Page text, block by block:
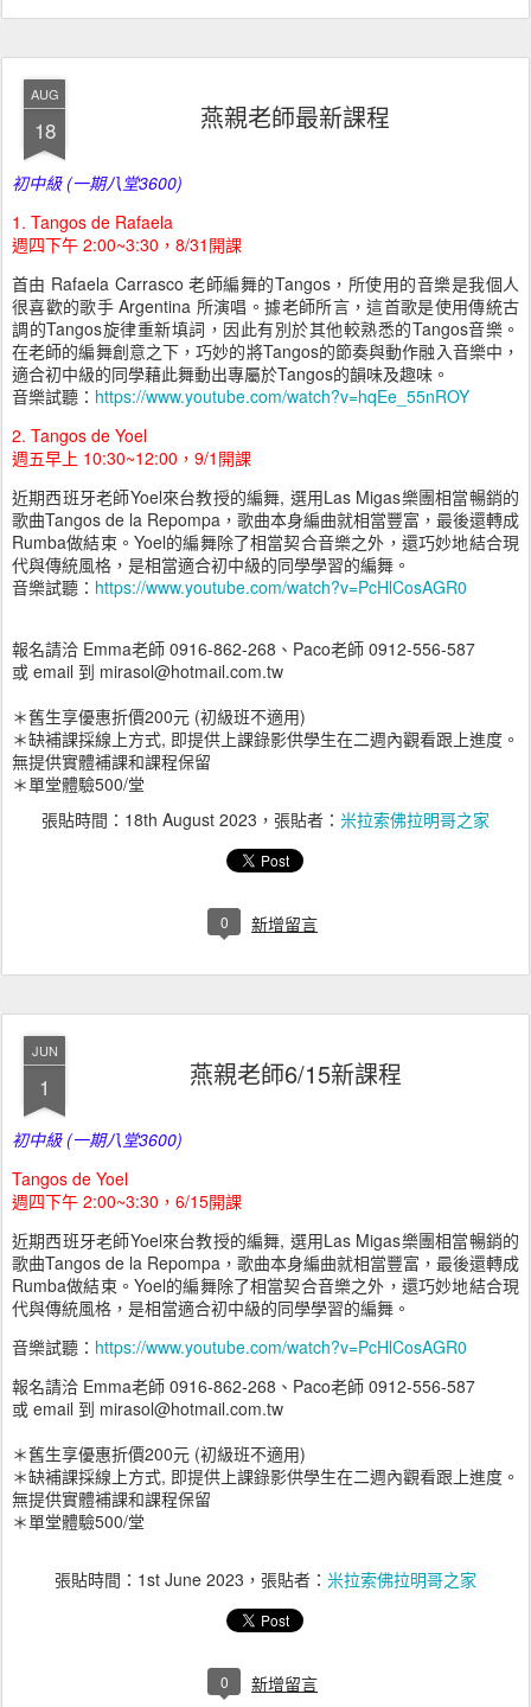
AUG
18 燕親老師最新課程
初中級 (一期八堂3600)
1. Tangos de Rafaela
週四下午 2:00~3:30，8/31開課
首由 Rafaela Carrasco 老師編舞的Tangos，所使用的音樂是我個人
很喜歡的歌手 Argentina 所演唱。據老師所言，這首歌是使用傳統古
調的Tangos旋律重新填詞，因此有別於其他較熟悉的Tangos音樂。
在老師的編舞創意之下，巧妙的將Tangos的節奏與動作融入音樂中，
適合初中級的同學藉此舞動出專屬於Tangos的韻味及趣味。
音樂試聽： https://www.youtube.com/watch?v=hqEe_55nROY
2. Tangos de Yoel
週五早上 10:30~12:00，9/1開課
近期西班牙老師Yoel來台教授的編舞, 選用Las Migas樂團相當暢銷的
歌曲Tangos de la Repompa，歌曲本身編曲就相當豐富，最後還轉成
Rumba做結束。Yoel的編舞除了相當契合音樂之外，還巧妙地結合現
代與傳統風格，是相當適合初中級的同學學習的編舞。
音樂試聽： https://www.youtube.com/watch?v=PcHlCosAGR0
報名請洽 Emma老師 0916-862-268、Paco老師 0912-556-587
或 email 到 mirasol@hotmail.com.tw
＊舊生享優惠折價200元 (初級班不適用)
＊缺補課採線上方式, 即提供上課錄影供學生在二週內觀看跟上進度。
無提供實體補課和課程保留
＊單堂體驗500/堂
張貼時間： 18th August 2023 ，張貼者： 米拉索佛拉明哥之家
0 新增留言
JUN
1 燕親老師6/15新課程
初中級 (一期八堂3600)
Tangos de Yoel
週四下午 2:00~3:30，6/15開課
近期西班牙老師Yoel來台教授的編舞, 選用Las Migas樂團相當暢銷的
歌曲Tangos de la Repompa，歌曲本身編曲就相當豐富，最後還轉成
Rumba做結束。Yoel的編舞除了相當契合音樂之外，還巧妙地結合現
代與傳統風格，是相當適合初中級的同學學習的編舞。
音樂試聽： https://www.youtube.com/watch?v=PcHlCosAGR0
報名請洽 Emma老師 0916-862-268、Paco老師 0912-556-587
或 email 到 mirasol@hotmail.com.tw
＊舊生享優惠折價200元 (初級班不適用)
＊缺補課採線上方式, 即提供上課錄影供學生在二週內觀看跟上進度。
無提供實體補課和課程保留
＊單堂體驗500/堂
張貼時間： 1st June 2023 ，張貼者： 米拉索佛拉明哥之家
0 新增留言